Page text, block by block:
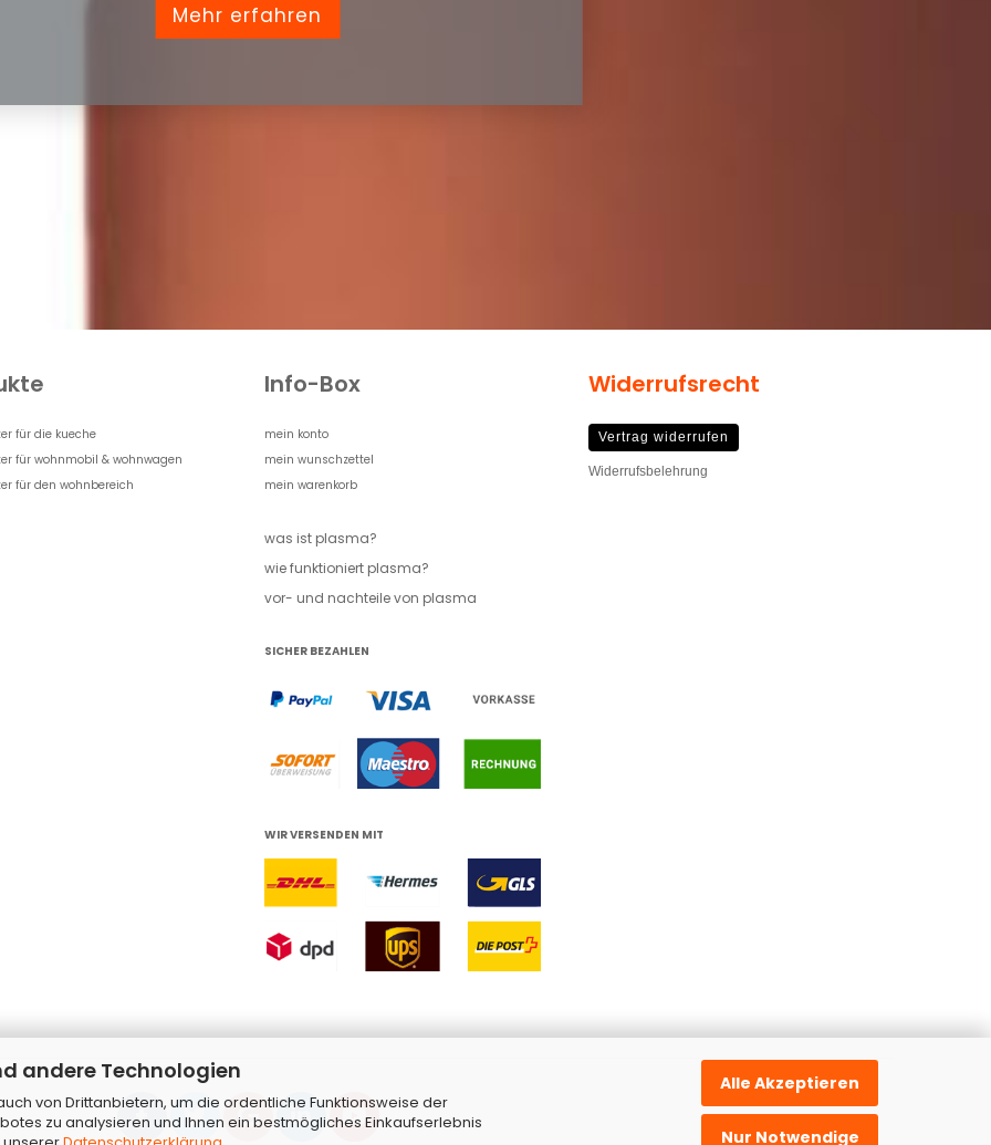
andere Technologien
von Drittanbietern, um die ordentliche Funktionsweise der
zu analysieren und Ihnen ein bestmögliches Einkaufserlebnis
Alle Akzeptieren
Nur Notwendige
Mehr erfahren
für die kueche
für wohnmobil & wohnwagen
für den wohnbereich
Info-Box
mein konto
mein wunschzettel
mein warenkorb
was ist plasma?
wie funktioniert plasma?
vor- und nachteile von plasma
SICHER BEZAHLEN
WIR VERSENDEN MIT
Widerrufsrecht
Vertrag widerrufen
Widerrufsbelehrung